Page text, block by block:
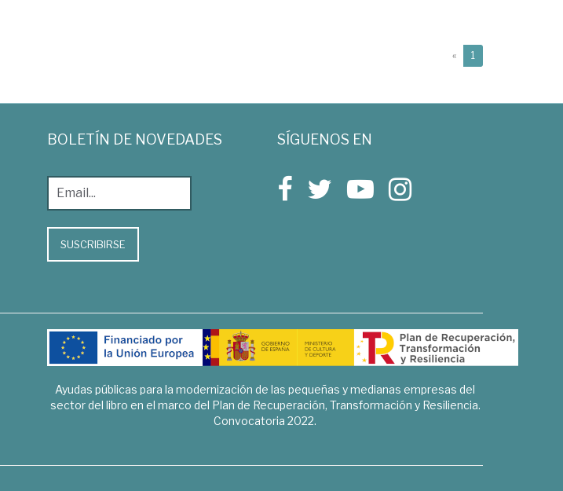
« 1
BOLETÍN DE NOVEDADES
SUSCRIBIRSE
SÍGUENOS EN
Ayudas públicas para la modernización de las pequeñas y medianas empresas del
sector del libro en el marco del Plan de Recuperación, Transformación y Resiliencia.
Convocatoria 2022.